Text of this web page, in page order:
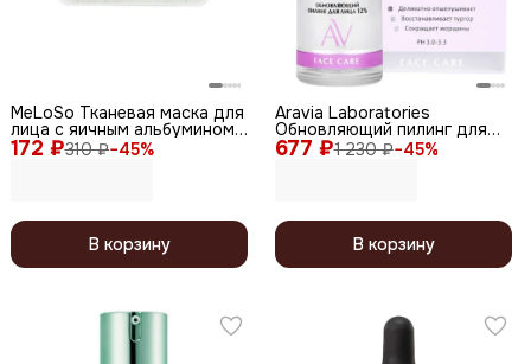
172 ₽310 ₽−45%
MeLoSo Тканевая маска для
лица с яичным альбумином /
Total Solution Egg Mask, 25 г
В корзину
677 ₽1 230 ₽−45%
Aravia Laboratories
Обновляющий пилинг для
лица с койевой и
В корзину